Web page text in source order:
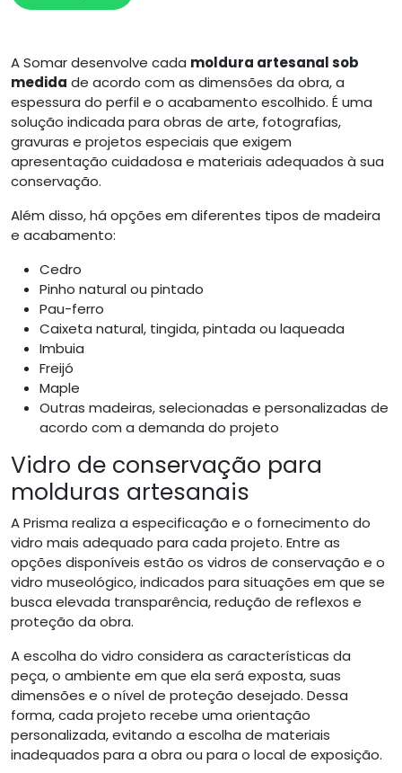
A Somar desenvolve cada moldura artesanal sob
medida de acordo com as dimensões da obra, a
espessura do perfil e o acabamento escolhido. É uma
solução indicada para obras de arte, fotografias,
gravuras e projetos especiais que exigem
apresentação cuidadosa e materiais adequados à sua
conservação.
Além disso, há opções em diferentes tipos de madeira
e acabamento:
Cedro
Pinho natural ou pintado
Pau-ferro
Caixeta natural, tingida, pintada ou laqueada
Imbuia
Freijó
Maple
Outras madeiras, selecionadas e personalizadas de
acordo com a demanda do projeto
Vidro de conservação para
molduras artesanais
A Prisma realiza a especificação e o fornecimento do
vidro mais adequado para cada projeto. Entre as
opções disponíveis estão os vidros de conservação e o
vidro museológico, indicados para situações em que se
busca elevada transparência, redução de reflexos e
proteção da obra.
A escolha do vidro considera as características da
peça, o ambiente em que ela será exposta, suas
dimensões e o nível de proteção desejado. Dessa
forma, cada projeto recebe uma orientação
personalizada, evitando a escolha de materiais
inadequados para a obra ou para o local de exposição.